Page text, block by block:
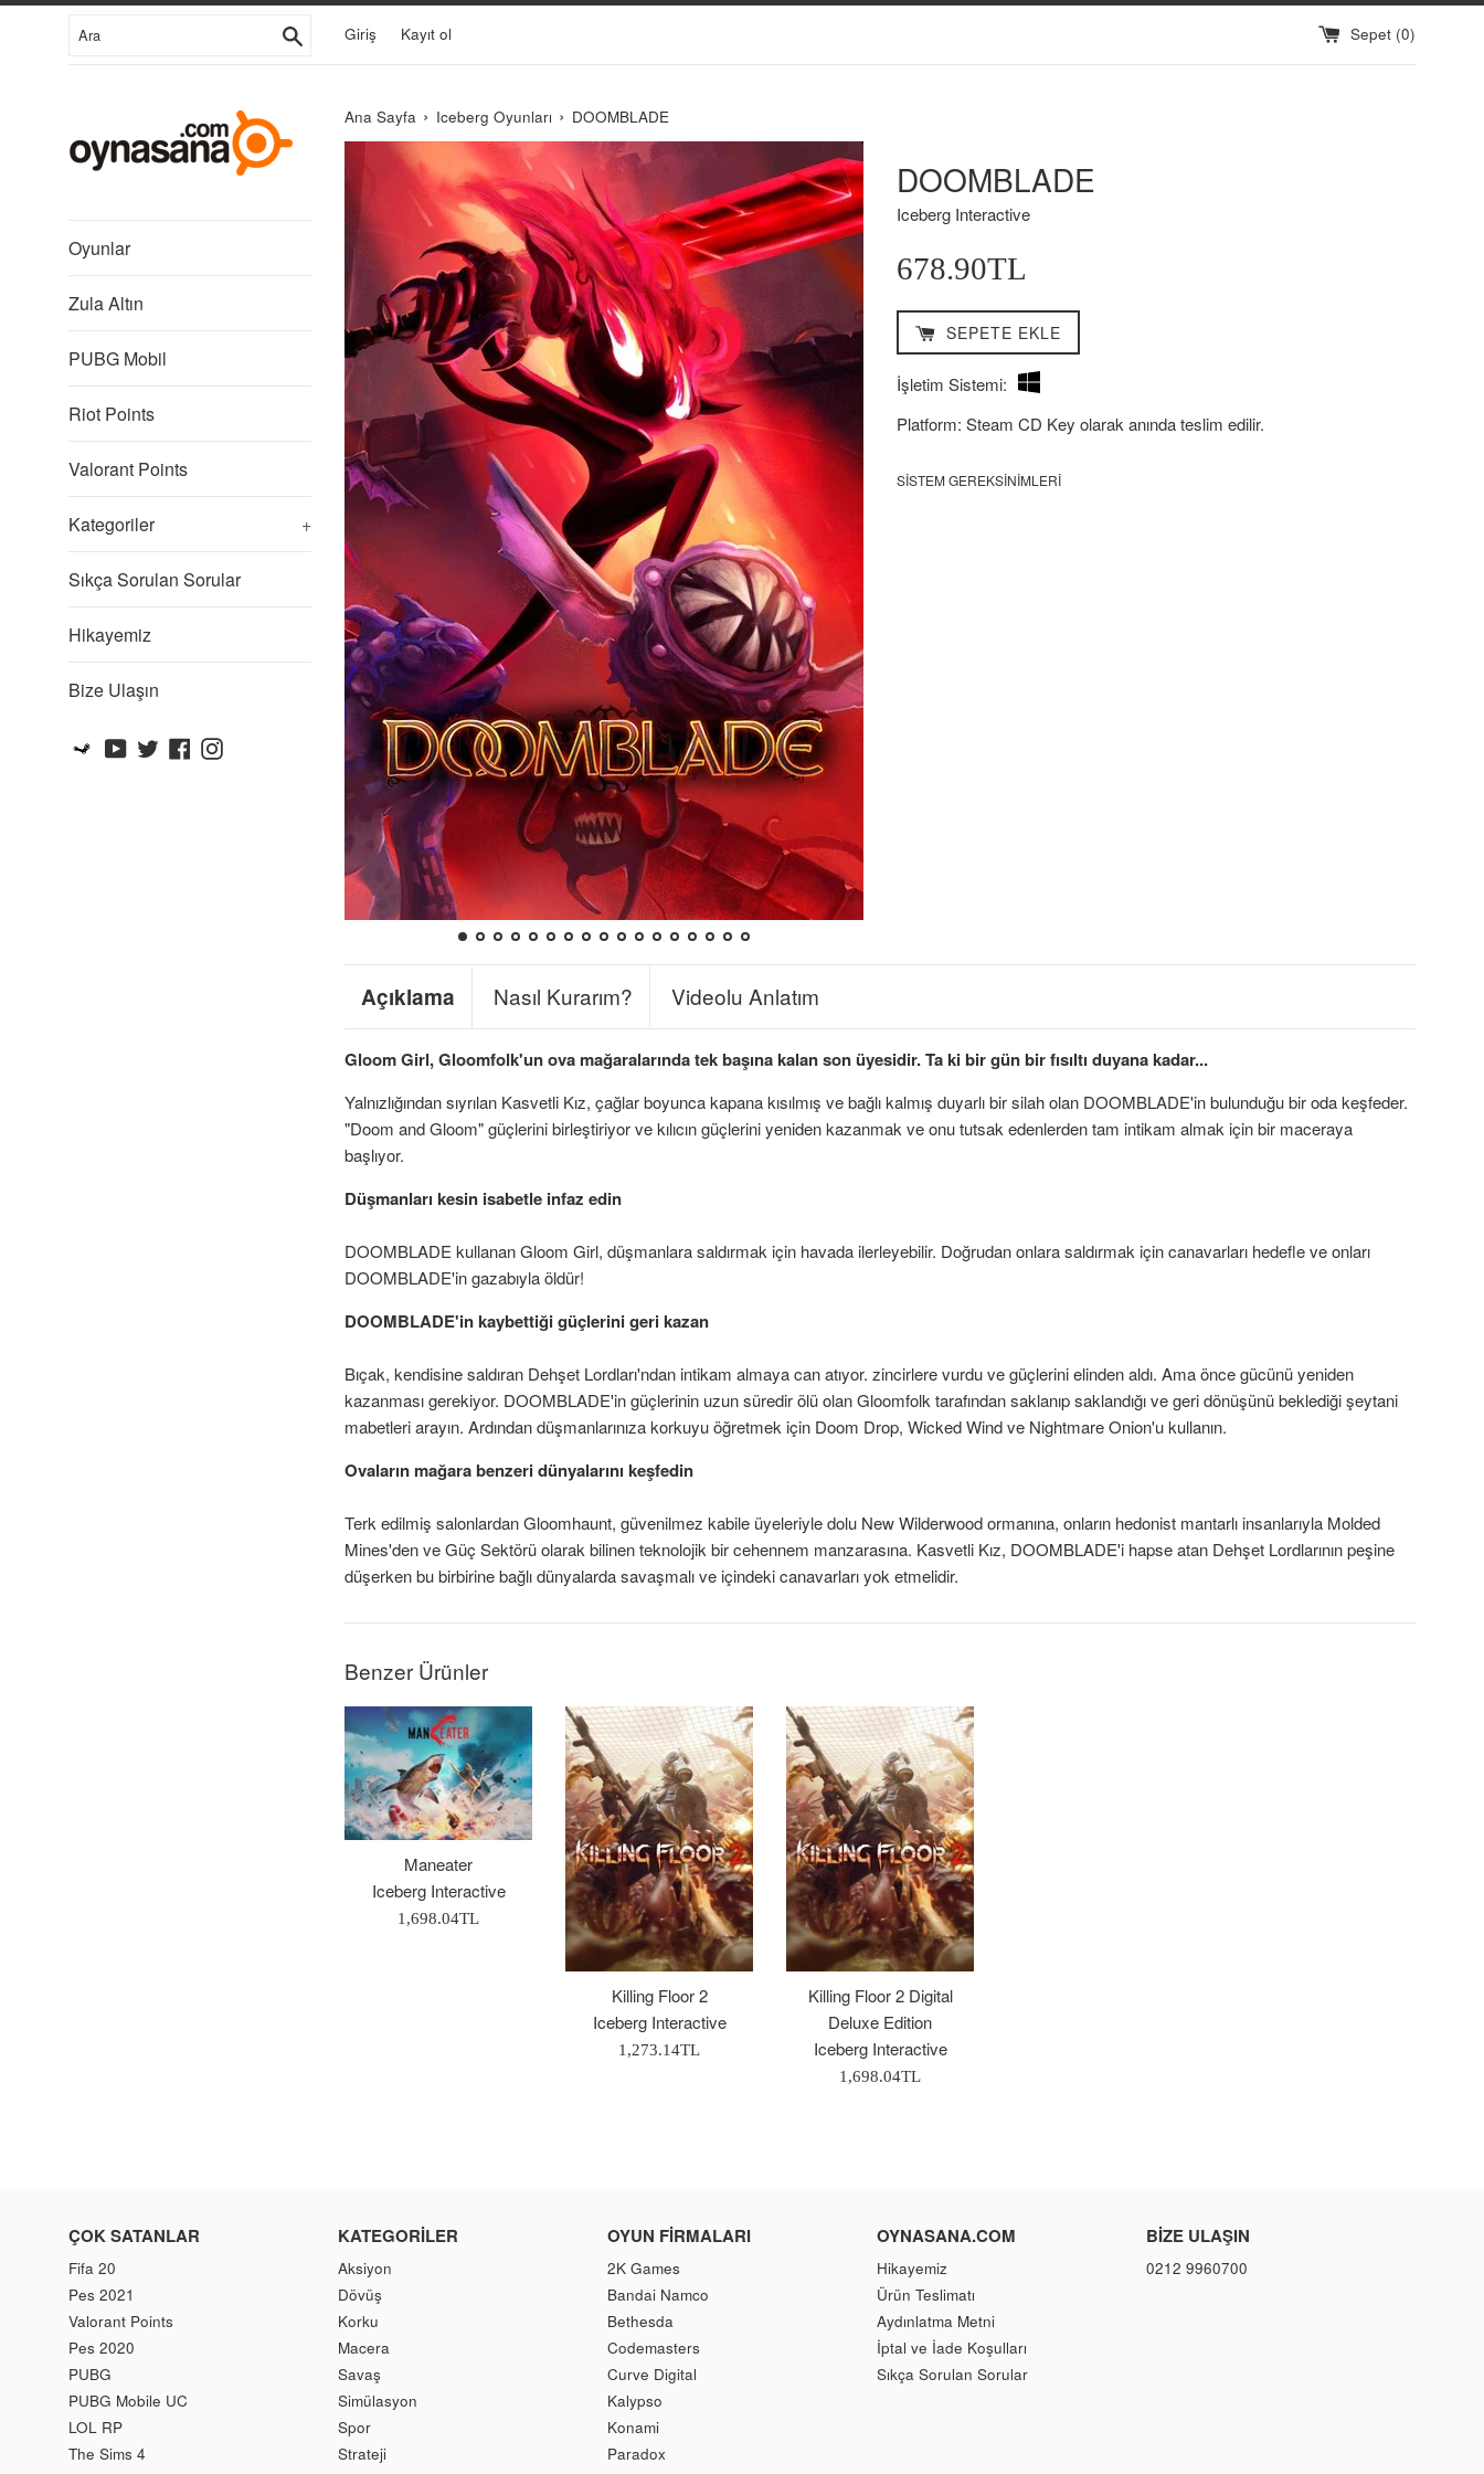
İçeriğe
Giriş Kayıt ol Sepet (0)
Oyunlar
Zula Altın
PUBG Mobil
Riot Points
Valorant Points
Kategoriler +
Sıkça Sorulan Sorular
Hikayemiz
Bize Ulaşın
SteamYouTube
TwitterFacebook
Instagram
Ana Sayfa › Iceberg Oyunları › DOOMBLADE
Interactive
DOOMBLADE
Iceberg Interactive
Normal
Fiyat
678.90TL
SEPETE EKLE
İşletim Sistemi:
Platform: Steam CD Key olarak anında teslim edilir.
SISTEM GEREKSINIMLERI
Açıklama Nasıl Kurarım? Videolu Anlatım
Gloom Girl, Gloomfolk'un ova mağaralarında tek başına kalan son üyesidir. Ta ki bir gün bir fısıltı duyana kadar...
Yalnızlığından sıyrılan Kasvetli Kız, çağlar boyunca kapana kısılmış ve bağlı kalmış duyarlı bir silah olan DOOMBLADE'in bulunduğu bir oda keşfeder.
"Doom and Gloom" güçlerini birleştiriyor ve kılıcın güçlerini yeniden kazanmak ve onu tutsak edenlerden tam intikam almak için bir maceraya
başlıyor.
Düşmanları kesin isabetle infaz edin
DOOMBLADE kullanan Gloom Girl, düşmanlara saldırmak için havada ilerleyebilir. Doğrudan onlara saldırmak için canavarları hedefle ve onları
DOOMBLADE'in gazabıyla öldür!
DOOMBLADE'in kaybettiği güçlerini geri kazan
Bıçak, kendisine saldıran Dehşet Lordları'ndan intikam almaya can atıyor. zincirlere vurdu ve güçlerini elinden aldı. Ama önce gücünü yeniden
kazanması gerekiyor. DOOMBLADE'in güçlerinin uzun süredir ölü olan Gloomfolk tarafından saklanıp saklandığı ve geri dönüşünü beklediği şeytani
mabetleri arayın. Ardından düşmanlarınıza korkuyu öğretmek için Doom Drop, Wicked Wind ve Nightmare Onion'u kullanın.
Ovaların mağara benzeri dünyalarını keşfedin
Terk edilmiş salonlardan Gloomhaunt, güvenilmez kabile üyeleriyle dolu New Wilderwood ormanına, onların hedonist mantarlı insanlarıyla Molded
Mines'den ve Güç Sektörü olarak bilinen teknolojik bir cehennem manzarasına. Kasvetli Kız, DOOMBLADE'i hapse atan Dehşet Lordlarının peşine
düşerken bu birbirine bağlı dünyalarda savaşmalı ve içindeki canavarları yok etmelidir.
Benzer Ürünler
Maneater
Iceberg Interactive
Normal
1,698.04TL
Killing Floor 2
Iceberg Interactive
Normal
1,273.14TL
Killing Floor 2 Digital
Deluxe Edition
Iceberg Interactive
Normal
1,698.04TL
ÇOK SATANLAR
Fifa 20
Pes 2021
Valorant Points
Pes 2020
PUBG
PUBG Mobile UC
LOL RP
The Sims 4
KATEGORILER
Aksiyon
Dövüş
Korku
Macera
Savaş
Simülasyon
Spor
Strateji
OYUN FIRMALARI
2K Games
Bandai Namco
Bethesda
Codemasters
Curve Digital
Kalypso
Konami
Paradox
OYNASANA.COM
Hikayemiz
Ürün Teslimatı
Aydınlatma Metni
İptal ve İade Koşulları
Sıkça Sorulan Sorular
BIZE ULAŞIN
0212 9960700